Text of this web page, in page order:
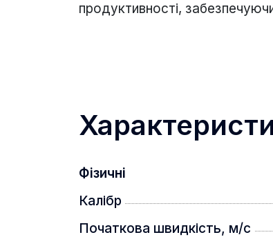
продуктивності,
Фізичні
Калібр
Початкова швидкість, м/с